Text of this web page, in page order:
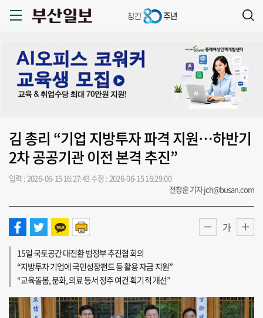
김 총리 “기업 지방투자 파격 지원…하반기
2차 공공기관 이전 본격 추진”
입력 : 2026-06-15 16:27:43수정 : 2026-06-15 16:29:00
전창훈 기자 jch@busan.com
가
15일 국토공간 대전환 범정부 추진협 회의
“지방투자 기업에 국민성장펀드 등 활용 자금 지원”
“교육돌봄, 문화, 의료 등서 정주 여건 획기적 개선”